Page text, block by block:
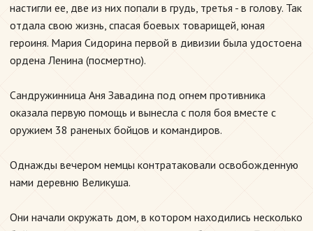
настигли ее, две из них попали в грудь, третья - в голову. Так
отдала свою жизнь, спасая боевых товарищей, юная
героиня. Мария Сидорина первой в дивизии была удостоена
ордена Ленина (посмертно).
Сандружинница Аня Завадина под огнем противника
оказала первую помощь и вынесла с поля боя вместе с
оружием 38 раненых бойцов и командиров.
Однажды вечером немцы контратаковали освобожденную
нами деревню Великуша.
Они начали окружать дом, в котором находились несколько